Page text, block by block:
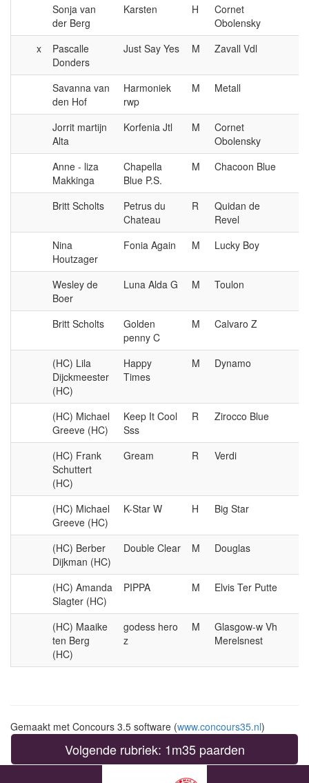
Sonja van
der Berg
Karsten H
Cornet
Obolensky
x
Pascalle
Donders
Just Say Yes M Zavall Vdl
Savanna van
den Hof
Harmoniek
rwp
M Metall
Jorrit martijn
Alta
Korfenia Jtl M
Cornet
Obolensky
Anne - liza
Makkinga
Chapella
Blue P.S.
M Chacoon Blue
Britt Scholts
Petrus du
Chateau
R
Quidan de
Revel
Nina
Houtzager
Fonia Again M Lucky Boy
Wesley de
Boer
Luna Alda G M Toulon
Britt Scholts
Golden
penny C
M Calvaro Z
(HC) Lila
Dijckmeester
(HC)
Happy
Times
M Dynamo
(HC) Michael
Greeve (HC)
Keep It Cool
Sss
R Zirocco Blue
(HC) Frank
Schuttert
(HC)
Gream R Verdi
(HC) Michael
Greeve (HC)
K-Star W H Big Star
(HC) Berber
Dijkman (HC)
Double Clear M Douglas
(HC) Amanda
Slagter (HC)
PIPPA M Elvis Ter Putte
(HC) Maaike
ten Berg
(HC)
godess hero
z
M
Glasgow-w Vh
Merelsnest
Gemaakt met Concours 3.5 software (www.concours35.nl)
Volgende rubriek: 1m35 paarden